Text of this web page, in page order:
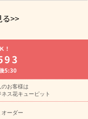
る>>
誕生日フラワーギフト特集
業祝い
悔やみの花
胡蝶蘭・花鉢
り ギフト・プレゼント
ベント
お盆 花（新
盆・お供え 花とセットギ
ひまわり ギフト・プ
！
5:30
のお客様は
ネス花キューピット
オーダー